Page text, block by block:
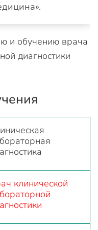
клинической